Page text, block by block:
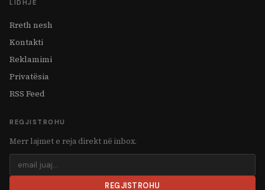
LIDHJE
Rreth nesh
Kontakti
Reklamimi
Privatësia
RSS Feed
REGJISTROHU
Merr lajmet e reja direkt në inbox.
REGJISTROHU